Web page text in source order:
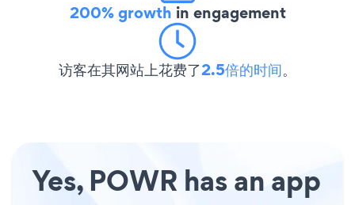
200% growth in engagement
访客在其网站上花费了2.5倍的时间。
Yes, POWR has an app